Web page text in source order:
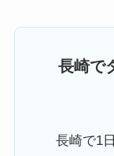
長崎で
長崎で1